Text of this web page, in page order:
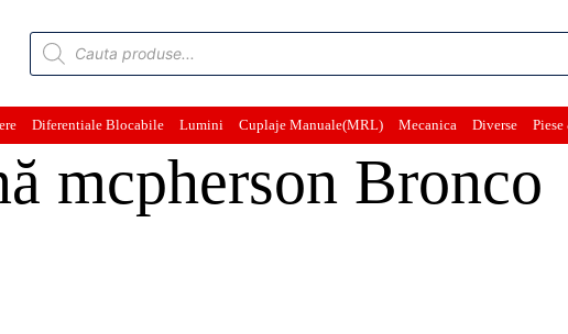
Products
search
Diferentiale Blocabile Lumini Cuplaje Manuale(MRL) Mecanica Diverse
mcpherson Bronco